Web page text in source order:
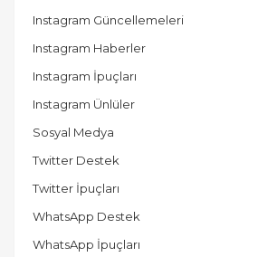
Instagram Güncellemeleri
Instagram Haberler
Instagram İpuçları
Instagram Ünlüler
Sosyal Medya
Twitter Destek
Twitter İpuçları
WhatsApp Destek
WhatsApp İpuçları